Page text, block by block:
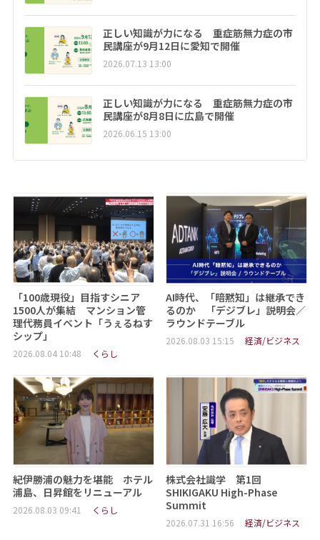
正しい知識が力になる 重症筋無力症の市
民講座が9月12日に愛知で開催
2026.07.13 13:00
正しい知識が力になる 重症筋無力症の市
民講座が8月8日に広島で開催
2026.06.15 13:00
「100歳現役」目指すシニア
1500人が集結 マンション管
理代務員イベント「うぇるねす
シップ」
2026.08.04 10:48 くらし
AI時代、「暗黙知」は継承でき
るのか 「デジブレ」説明会／
ラウンドテーブル
2026.08.03 15:15 経済/ビジネス
紀伊勝浦の魅力を堪能 ホテル
浦島、日昇館をリニューアル
2026.08.03 09:41 くらし
株式会社識学 第1回
SHIKIGAKU High-Phase
Summit
2026.07.31 16:56 経済/ビジネス